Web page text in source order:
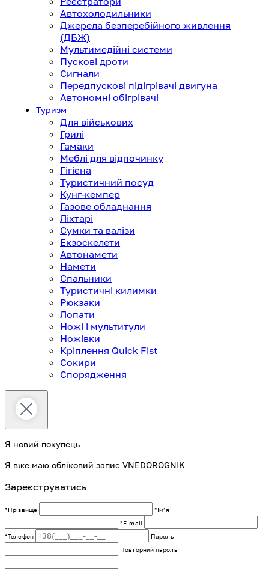
Автохолодильники
Джерела безперебійного живлення
(ДБЖ)
Мультимедійні системи
Пускові дроти
Сигнали
Передпускові підігрівачі двигуна
Автономні обігрівачі
Туризм
Для військових
Грилі
Гамаки
Меблі для відпочинку
Гігієна
Туристичний посуд
Кунг-кемпер
Газове обладнання
Ліхтарі
Сумки та валізи
Екзоскелети
Автонамети
Намети
Спальники
Туристичні килимки
Рюкзаки
Лопати
Ножі і мультитули
Ножівки
Кріплення Quick Fist
Сокири
Спорядження
Я новий покупець
Я вже маю обліковий запис VNEDOROGNIK
Зареєструватись
*Прізвище
*Імʼя
*E-mail
*Телефон
Пароль
Повторний пароль